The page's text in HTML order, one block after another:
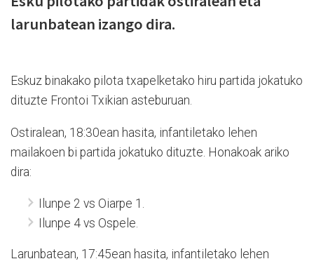
larunbatean izango dira.
Eskuz binakako pilota txapelketako hiru partida jokatuko
dituzte Frontoi Txikian asteburuan.
Ostiralean, 18:30ean hasita, infantiletako lehen
mailakoen bi partida jokatuko dituzte. Honakoak ariko
dira:
Ilunpe 2 vs Oiarpe 1.
Ilunpe 4 vs Ospele.
Larunbatean, 17:45ean hasita, infantiletako lehen